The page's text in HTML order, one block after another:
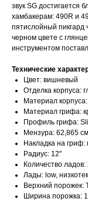
звук SG достигается
хамбакерам: 490R и
пятислойный пикгард
черном цвете с
инструментом
Технические
Цвет: вишневый
Отделка корпуса:
Материал
Материал грифа:
Профиль грифа:
Мензура: 62,865
Накладка на гриф:
Радиус: 12''
Количество ладов:
Лады: low,
Верхний порожек:
Ширина порожка: